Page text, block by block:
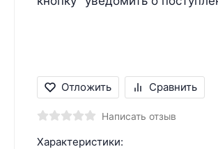
Отложить Сравнить
Написать отзыв
Характеристики: